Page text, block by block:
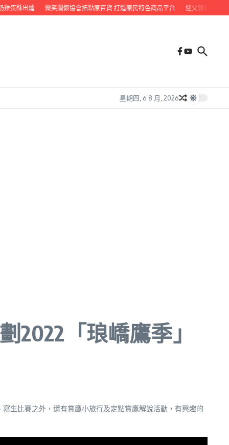
酥出爐 微笑關懷協會拓點原百貨 打造原民特色商品平台 迎父親節 九如鄉
星期四, 6 8 月, 2026
2022「琅嶠鷹季」
生比賽之外，還有賞鷹小旅行及定點賞鷹解說活動，有興趣的